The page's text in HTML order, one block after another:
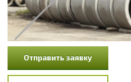
Отправить заявку